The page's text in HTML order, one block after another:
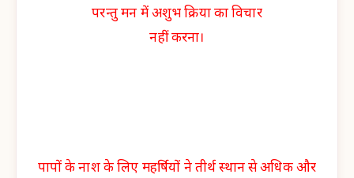
परन्तु मन में अशुभ क्रिया का विचार
नहीं करना।
पापों के नाश के लिए महर्षियों ने तीर्थ स्थान से अधिक और